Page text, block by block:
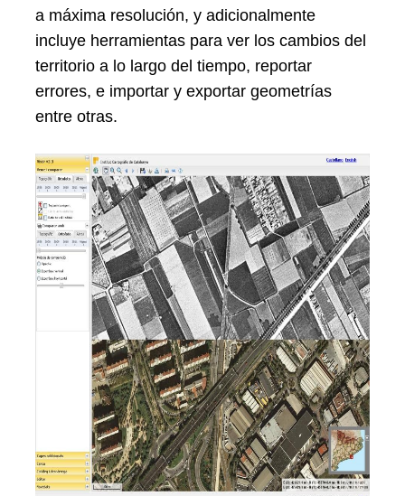
a máxima resolución, y adicionalmente
incluye herramientas para ver los cambios del
territorio a lo largo del tiempo, reportar
errores, e importar y exportar geometrías
entre otras.